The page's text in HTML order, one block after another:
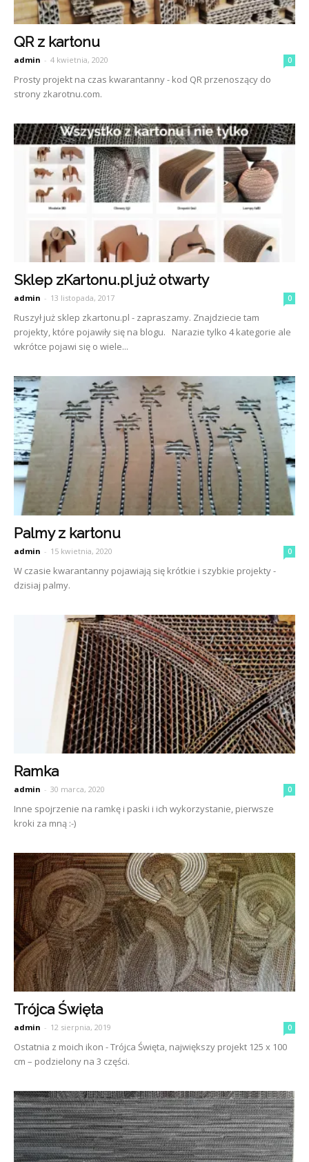
QR z kartonu
admin - 4 kwietnia, 2020 0
Prosty projekt na czas kwarantanny - kod QR przenoszący do
strony zkarotnu.com.
Sklep zKartonu.pl już otwarty
admin - 13 listopada, 2017 0
Ruszył już sklep zkartonu.pl - zapraszamy. Znajdziecie tam
projekty, które pojawiły się na blogu. Narazie tylko 4 kategorie ale
wkrótce pojawi się o wiele...
Palmy z kartonu
admin - 15 kwietnia, 2020 0
W czasie kwarantanny pojawiają się krótkie i szybkie projekty -
dzisiaj palmy.
Ramka
admin - 30 marca, 2020 0
Inne spojrzenie na ramkę i paski i ich wykorzystanie, pierwsze
kroki za mną :-)
Trójca Święta
admin - 12 sierpnia, 2019 0
Ostatnia z moich ikon - Trójca Święta, największy projekt 125 x 100
cm – podzielony na 3 części.